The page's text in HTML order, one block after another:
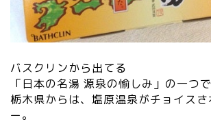
バスクリンから出てる
「日本の名湯 源泉の愉しみ」の一つで
栃木県からは、塩原温泉がチョイス
ー。